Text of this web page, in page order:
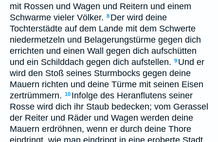
mit Rossen und Wagen und Reitern und einem
Schwarme vieler Völker. 8 Der wird deine
Tochterstädte auf dem Lande mit dem Schwerte
niedermetzeln und Belagerungstürme gegen dich
errichten und einen Wall gegen dich aufschütten
und ein Schilddach gegen dich aufstellen. 9 Und er
wird den Stoß seines Sturmbocks gegen deine
Mauern richten und deine Türme mit seinen Eisen
zertrümmern. 10 Infolge des Heranflutens seiner
Rosse wird dich ihr Staub bedecken; vom Gerassel
der Reiter und Räder und Wagen werden deine
Mauern erdröhnen, wenn er durch deine Thore
eindringt, wie man eindringt in eine eroberte Stadt.